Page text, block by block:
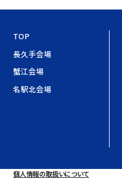
TOP
長久手会場
蟹江会場
名駅北会場
個人情報の取扱いについて